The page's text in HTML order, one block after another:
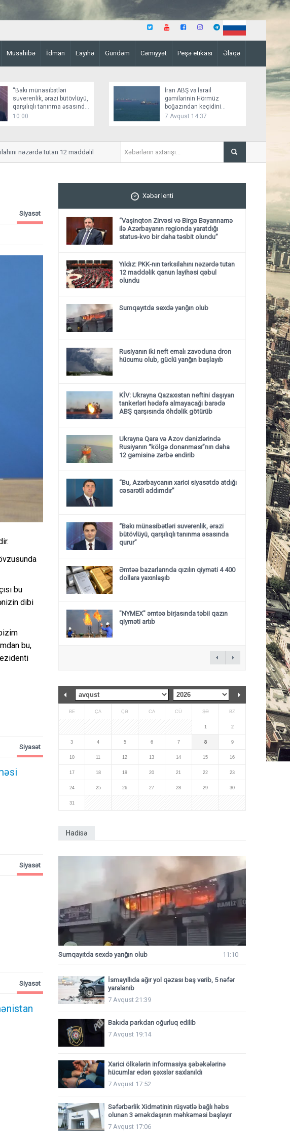
Müsahibə İdman Layihə Gündəm Cəmiyyət Peşə etikası Əlaqə
“Bakı münasibətləri
suverenlik, ərazi bütövlüyü,
qarşılıqlı tanınma əsasında
qurur”
10:00
İran ABŞ və İsrail
gəmilərinin Hörmüz
boğazından keçidini
bağlayır
7 Avqust 14:37
nəzərdə tutan 12 maddəlik qanun layihəsi qəbul olundu Sumqayıtda sexdə
Siyasət
bu
dibi
bu,
Siyasət
Siyasət
Siyasət
Xəbər lenti
“Vaşinqton Zirvəsi və Birgə Bəyannamə
ilə Azərbayanın regionda yaratdığı
status-kvo bir daha təsbit olundu”
Yıldız: PKK-nın tərksilahını nəzərdə tutan
12 maddəlik qanun layihəsi qəbul
olundu ​​​​​​​
Sumqayıtda sexdə yanğın olub
Rusiyanın iki neft emalı zavoduna dron
hücumu olub, güclü yanğın başlayıb
KİV: Ukrayna Qazaxıstan neftini daşıyan
tankerləri hədəfə almayacağı barədə
ABŞ qarşısında öhdəlik götürüb
Ukrayna Qara və Azov dənizlərində
Rusiyanın “kölgə donanması”nın daha
12 gəmisinə zərbə endirib
“Bu, Azərbaycanın xarici siyasətdə atdığı
cəsarətli addımdır”
“Bakı münasibətləri suverenlik, ərazi
bütövlüyü, qarşılıqlı tanınma əsasında
qurur”
Əmtəə bazarlarında qızılın qiyməti 4 400
dollara yaxınlaşıb
"NYMEX" əmtəə birjasında təbii qazın
qiyməti artıb
BE ÇA ÇƏ CA CÜ ŞƏ BZ
1 2
3 4 5 6 7 8 9
10 11 12 13 14 15 16
17 18 19 20 21 22 23
24 25 26 27 28 29 30
31
Hadisə
Sumqayıtda sexdə yanğın olub 11:10
İsmayıllıda ağır yol qəzası baş verib, 5 nəfər
yaralanıb
7 Avqust 21:39
Bakıda parkdan oğurluq edilib
7 Avqust 19:14
Xarici ölkələrin informasiya şəbəkələrinə
hücumlar edən şəxslər saxlanıldı
7 Avqust 17:52
Səfərbərlik Xidmətinin rüşvətlə bağlı həbs
olunan 3 əməkdaşının məhkəməsi başlayır
7 Avqust 17:06